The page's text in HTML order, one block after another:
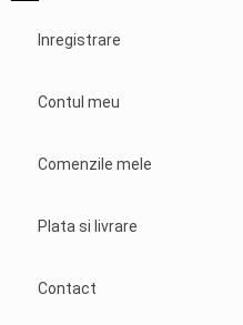
Inregistrare
Contul meu
Comenzile mele
Plata si livrare
Contact